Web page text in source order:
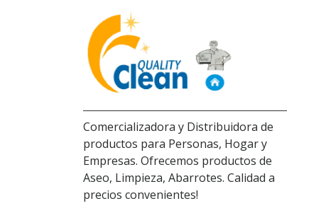
Comercializadora y Distribuidora de
productos para Personas, Hogar y
Empresas. Ofrecemos productos de
Aseo, Limpieza, Abarrotes. Calidad a
precios convenientes!